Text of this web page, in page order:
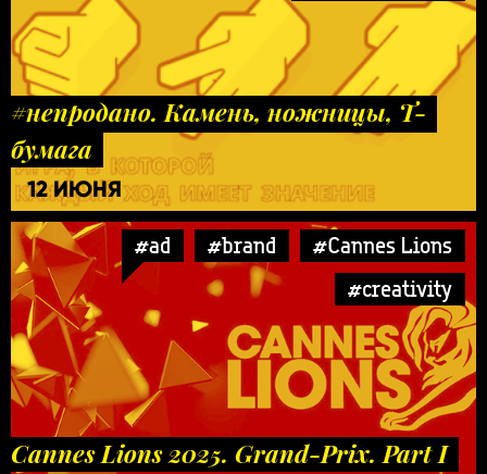
#непродано. Камень, ножницы, Т-
бумага
12 ИЮНЯ
#ad #brand
#Cannes Lions
#creativity
Cannes Lions 2025. Grand-Prix. Part I